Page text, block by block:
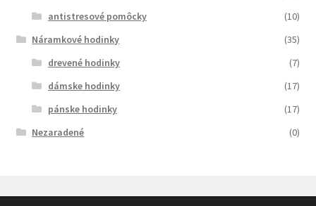
antistresové pomôcky
(10)
Náramkové hodinky
(35)
drevené hodinky
(7)
dámske hodinky
(17)
pánske hodinky
(17)
Nezaradené
(0)